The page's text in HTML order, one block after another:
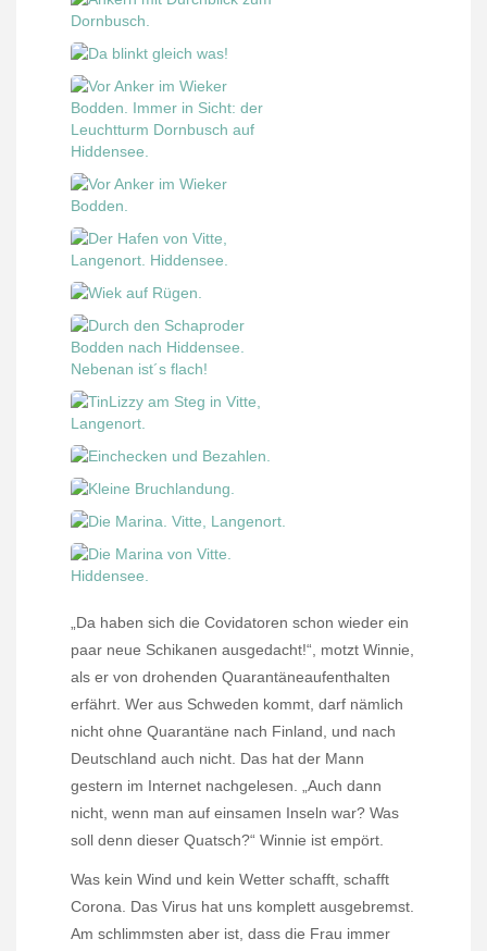
„Da haben sich die Covidatoren schon wieder ein
paar neue Schikanen ausgedacht!“, motzt Winnie,
als er von drohenden Quarantäneaufenthalten
erfährt. Wer aus Schweden kommt, darf nämlich
nicht ohne Quarantäne nach Finland, und nach
Deutschland auch nicht. Das hat der Mann
gestern im Internet nachgelesen. „Auch dann
nicht, wenn man auf einsamen Inseln war? Was
soll denn dieser Quatsch?“ Winnie ist empört.
Was kein Wind und kein Wetter schafft, schafft
Corona. Das Virus hat uns komplett ausgebremst.
Am schlimmsten aber ist, dass die Frau immer